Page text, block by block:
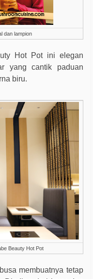
dan lampion
Hot Pot ini elegan
yang cantik paduan
biru.
Beauty Hot Pot
membuatnya tetap